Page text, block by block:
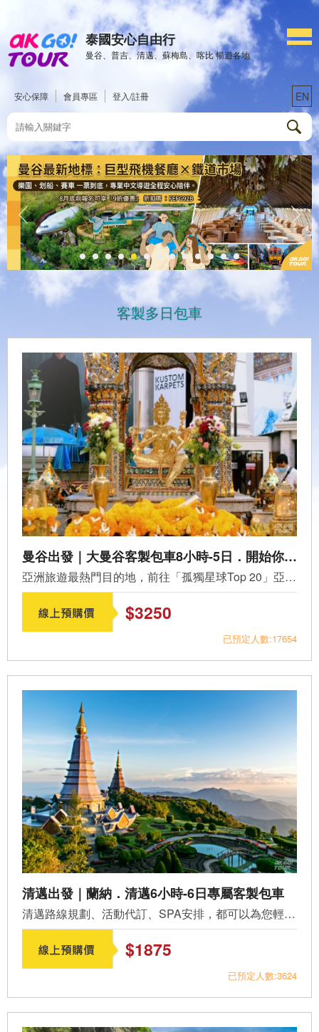
泰國安心自由行
曼谷、普吉、清邁、蘇梅島、喀比 暢遊各地
安心保障 會員專區 登入/註冊 EN
客製多日包車
曼谷出發｜大曼谷客製包車8小時-5日．開始你的泰國之旅
亞洲旅遊最熱門目的地，前往「孤獨星球Top 20」亞洲景點：臥...
$3250
已預定人數:17654
清邁出發｜蘭納．清邁6小時-6日專屬客製包車
清邁路線規劃、活動代訂、SPA安排，都可以為您輕鬆完成。不...
$1875
已預定人數:3624